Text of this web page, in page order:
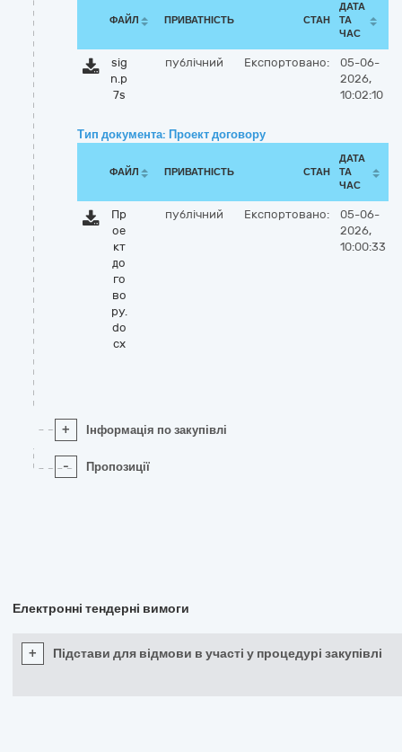
ФАЙЛ ПРИВАТНІСТЬ СТАН
ДАТА
ТА
ЧАС
sig
n.p
7s
публічний Експортовано:
05-06-
2026,
10:02:10
Тип документа: Проект договору
ФАЙЛ ПРИВАТНІСТЬ СТАН
ДАТА
ТА
ЧАС
Пр
ое
кт
до
го
во
ру.
do
cx
публічний Експортовано:
05-06-
2026,
10:00:33
+ Інформація по закупівлі
- Пропозиції
Електронні тендерні вимоги
+ Підстави для відмови в участі у процедурі закупівлі